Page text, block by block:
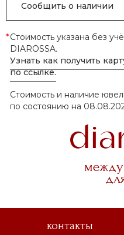
Сообщить о наличии
*Стоимость указана без
DIAROSSA.
Узнать как получить
по ссылке.
Стоимость и наличие
по состоянию на
контакты